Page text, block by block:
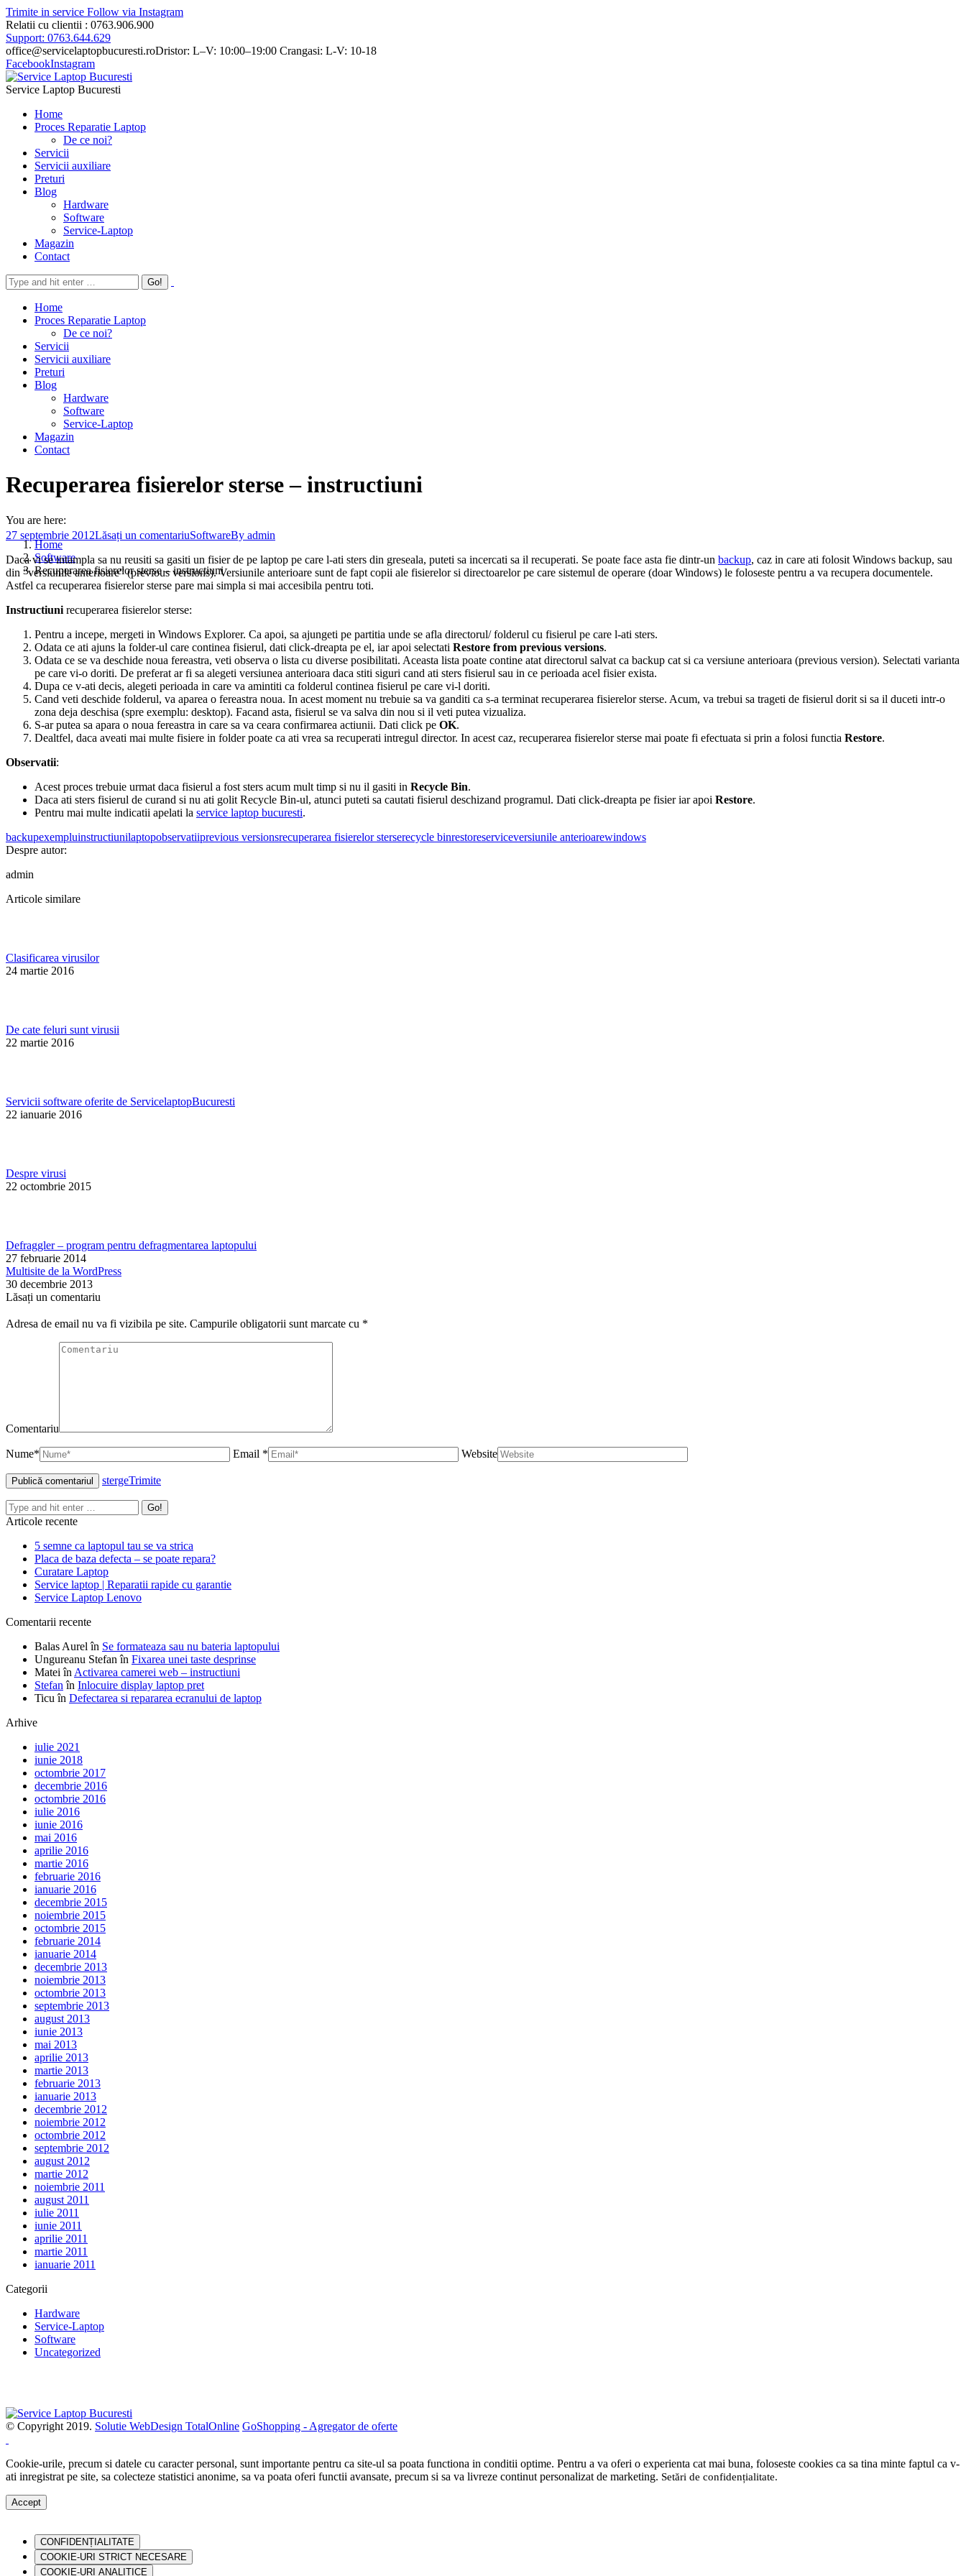
Trimite in service Follow via Instagram
Relatii cu clientii : 0763.906.900
Support: 0763.644.629
office@servicelaptopbucuresti.roDristor: L–V: 10:00–19:00 Crangasi: L-V: 10-18
FacebookInstagram
Service Laptop Bucuresti
Home
Proces Reparatie Laptop
De ce noi?
Servicii
Servicii auxiliare
Preturi
Blog
Hardware
Software
Service-Laptop
Magazin
Contact
Home
Proces Reparatie Laptop
De ce noi?
Servicii
Servicii auxiliare
Preturi
Blog
Hardware
Software
Service-Laptop
Magazin
Contact
Recuperarea fisierelor sterse – instructiuni
You are here:
Home
Software
Recuperarea fisierelor sterse – instructiuni
27 septembrie 2012Lăsați un comentariuSoftwareBy admin
Daca vi se intampla sa nu reusiti sa gasiti un fisier de pe laptop pe care l-ati sters din greseala, puteti sa incercati sa il recuperati. Se poate face asta fie dintr-un backup, caz in care ati folosit Windows backup, sau
din “versiunile anterioare” (previous versions). Versiunile anterioare sunt de fapt copii ale fisierelor si directoarelor pe care sistemul de operare (doar Windows) le foloseste pentru a va recupera documentele.
Astfel ca recuperarea fisierelor sterse pare mai simpla si mai accesibila pentru toti.
Instructiunirecuperarea fisierelor sterse:
Pentru a incepe, mergeti in Windows Explorer. Ca apoi, sa ajungeti pe partitia unde se afla directorul/ folderul cu fisierul pe care l-ati sters.
Odata ce ati ajuns la folder-ul care continea fisierul, dati click-dreapta pe el, iar apoi selectati Restore from previous versions.
Odata ce se va deschide noua fereastra, veti observa o lista cu diverse posibilitati. Aceasta lista poate contine atat directorul salvat ca backup cat si ca versiune anterioara (previous version). Selectati varianta
pe care vi-o doriti. De preferat ar fi sa alegeti versiunea anterioara daca stiti siguri cand ati sters fisierul sau in ce perioada acel fisier exista.
Dupa ce v-ati decis, alegeti perioada in care va amintiti ca folderul continea fisierul pe care vi-l doriti.
Cand veti deschide folderul, va aparea o fereastra noua. In acest moment nu trebuie sa va ganditi ca s-a terminat recuperarea fisierelor sterse. Acum, va trebui sa trageti de fisierul dorit si sa il duceti intr-o
zona deja deschisa (spre exemplu: desktop). Facand asta, fisierul se va salva din nou si il veti putea vizualiza.
S-ar putea sa apara o noua fereastra in care sa va ceara confirmarea actiunii. Dati click pe OK.
Dealtfel, daca aveati mai multe fisiere in folder poate ca ati vrea sa recuperati intregul director. In acest caz, recuperarea fisierelor sterse mai poate fi efectuata si prin a folosi functia Restore.
Observatii:
Acest proces trebuie urmat daca fisierul a fost sters acum mult timp si nu il gasiti in Recycle Bin.
Daca ati sters fisierul de curand si nu ati golit Recycle Bin-ul, atunci puteti sa cautati fisierul deschizand programul. Dati click-dreapta pe fisier iar apoi Restore.
Pentru mai multe indicatii apelati la service laptop bucuresti.
backupexempluinstructiunilaptopobservatiiprevious versionsrecuperarea fisierelor sterserecycle binrestoreserviceversiunile anterioarewindows
Despre autor:
admin
Articole similare
Clasificarea virusilor
24 martie 2016
De cate feluri sunt virusii
22 martie 2016
Servicii software oferite de ServicelaptopBucuresti
22 ianuarie 2016
Despre virusi
22 octombrie 2015
Defraggler – program pentru defragmentarea laptopului
27 februarie 2014
Multisite de la WordPress
30 decembrie 2013
Lăsați un comentariu
Adresa de email nu va fi vizibila pe site. Campurile obligatorii sunt marcate cu *
Comentariu
Nume* Email * Website
stergeTrimite
Articole recente
5 semne ca laptopul tau se va strica
Placa de baza defecta – se poate repara?
Curatare Laptop
Service laptop | Reparatii rapide cu garantie‎
Service Laptop Lenovo
Comentarii recente
Balas Aurel în Se formateaza sau nu bateria laptopului
Ungureanu Stefan în Fixarea unei taste desprinse
Matei în Activarea camerei web – instructiuni
Stefan în Inlocuire display laptop pret
Ticu în Defectarea si repararea ecranului de laptop
Arhive
iulie 2021
iunie 2018
octombrie 2017
decembrie 2016
octombrie 2016
iulie 2016
iunie 2016
mai 2016
aprilie 2016
martie 2016
februarie 2016
ianuarie 2016
decembrie 2015
noiembrie 2015
octombrie 2015
februarie 2014
ianuarie 2014
decembrie 2013
noiembrie 2013
octombrie 2013
septembrie 2013
august 2013
iunie 2013
mai 2013
aprilie 2013
martie 2013
februarie 2013
ianuarie 2013
decembrie 2012
noiembrie 2012
octombrie 2012
septembrie 2012
august 2012
martie 2012
noiembrie 2011
august 2011
iulie 2011
iunie 2011
aprilie 2011
martie 2011
ianuarie 2011
Categorii
Hardware
Service-Laptop
Software
Uncategorized
© Copyright 2019. Solutie WebDesign TotalOnline GoShopping - Agregator de oferte
Cookie-urile, precum si datele cu caracter personal, sunt importante pentru ca site-ul sa poata functiona in conditii optime. Pentru a va oferi o experienta cat mai buna, foloseste cookies ca sa tina minte faptul ca v-
ati inregistrat pe site, sa colecteze statistici anonime, sa va poata oferi functii avansate, precum si sa va livreze continut personalizat de marketing. Setări de confidențialitate.
Accept
CONFIDENȚIALITATE
COOKIE-URI STRICT NECESARE
COOKIE-URI ANALITICE